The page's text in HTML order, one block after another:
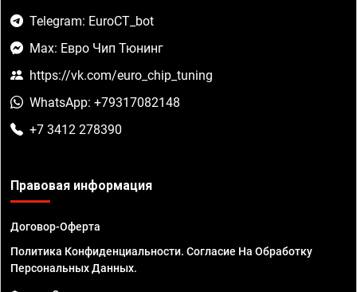
Telegram: EuroCT_bot
Max: Евро Чип Тюнинг
https://vk.com/euro_chip_tuning
WhatsApp: +79317082148
+7 3412 278390
Правовая информация
Договор-Оферта
Политика Конфиденциальности. Согласие На Обработку
Персональных Данных.